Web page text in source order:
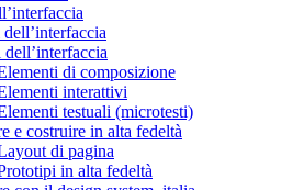
di composizione
interattivi
testuali (microtesti)
e costruire in alta fedeltà
di pagina
in alta fedeltà